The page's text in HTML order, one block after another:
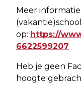
Meer
op: https://
6622599207
Heb je geen
hoogte